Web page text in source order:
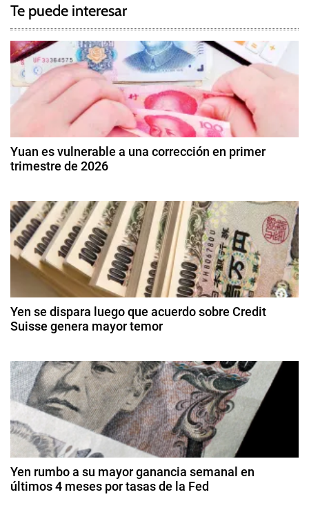
e
d
E
c
u
a
o
r
,
n
é
s
M
z
a
o
,
I
g
e
s
v
e
g
a
c
i
ó
n
d
e
e
t
r
a
d
a
Te puede interesar
Yuan es vulnerable a una corrección en primer
trimestre de 2026
d
e
e
n
d
e
2
6
Yen se dispara luego que acuerdo sobre Credit
Suisse genera mayor temor
0
d
e
ar
z
o
d
e
Yen rumbo a su mayor ganancia semanal en
últimos 4 meses por tasas de la Fed